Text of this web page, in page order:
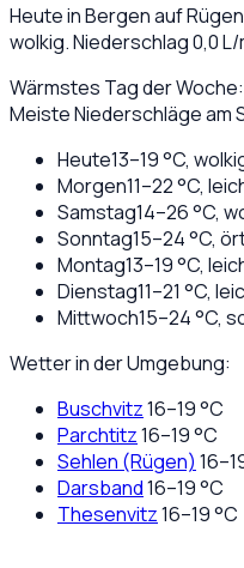
Heute inBergen auf Rügen
wolkig. Niederschlag0,0L/
Wärmstes Tag der
Meiste Niederschläge am
Heute13–19°C,
Morgen11–22°C,
Samstag14–26°C,
Sonntag15–24°C,
Montag13–19°C,
Dienstag11–21 °C,
Mittwoch15–24°C,
Wetter in der Umgebung:
Buschvitz16–19°C
Parchtitz16–19°C
Sehlen (Rügen) 16–
Darsband16–19°C
Thesenvitz16–19°C